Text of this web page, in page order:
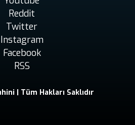
Reddit
Twitter
Instagram
Facebook
RSS
| Tüm Hakları Saklıdır